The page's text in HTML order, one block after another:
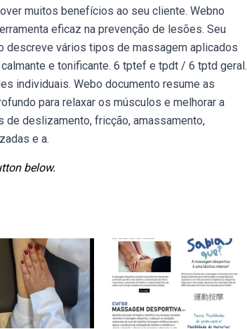
muitos benefícios ao seu cliente. Webno
eficaz na prevenção de lesões. Seu
descreve vários tipos de massagem aplicados
e tonificante. 6 tptef e tpdt / 6 tptd geral.
individuais. Webo documento resume as
para relaxar os músculos e melhorar a
de deslizamento, fricção, amassamento,
e a.
below.